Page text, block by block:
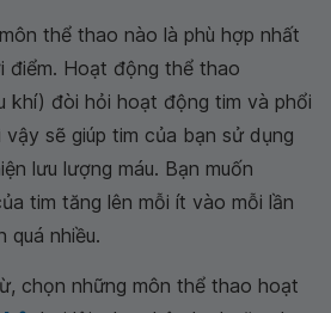
thể thao nào là phù hợp nhất
điểm. Hoạt động thể thao
khí) đòi hỏi hoạt động tim và phổi
sẽ giúp tim của bạn sử dụng
lưu lượng máu. Bạn muốn
tim tăng lên mỗi ít vào mỗi lần
quá nhiều.
chọn những môn thể thao hoạt